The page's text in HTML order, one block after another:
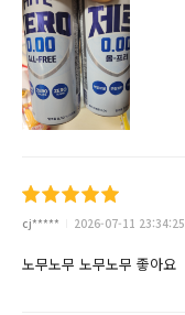
cj***** 2026-07-11 23:34:25
노무노무 노무노무 좋아요